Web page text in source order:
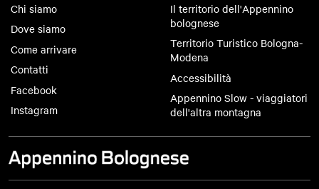
Chi siamo
Dove siamo
Come arrivare
Contatti
Facebook
Instagram
Il territorio dell'Appennino
bolognese
Territorio Turistico Bologna-
Modena
Accessibilità
Appennino Slow - viaggiatori
dell'altra montagna